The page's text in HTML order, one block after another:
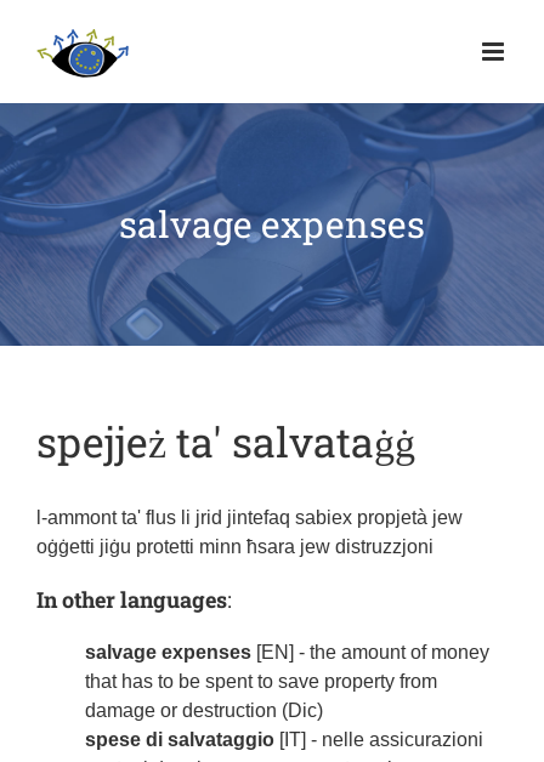
salvage expenses
spejjeż ta' salvataġġ
l-ammont ta' flus li jrid jintefaq sabiex propjetà jew
oġġetti jiġu protetti minn ħsara jew distruzzjoni
In other languages:
salvage expenses [EN] - the amount of money
that has to be spent to save property from
damage or destruction (Dic)
spese di salvataggio [IT] - nelle assicurazioni